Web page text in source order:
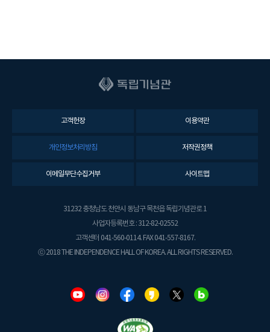
고객헌장 이용약관
개인정보처리방침 저작권정책
이메일무단수집거부 사이트맵
31232 충청남도 천안시 동남구 목천읍 독립기념관로 1
사업자등록번호 : 312-82-02552
고객센터 041-560-0114. FAX 041-557-8167.
ⓒ 2018 THE INDEPENDENCE HALL OF KOREA. ALL RIGHTS RESERVED.